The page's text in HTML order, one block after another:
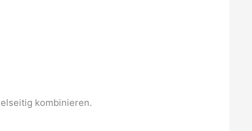
kombinieren.